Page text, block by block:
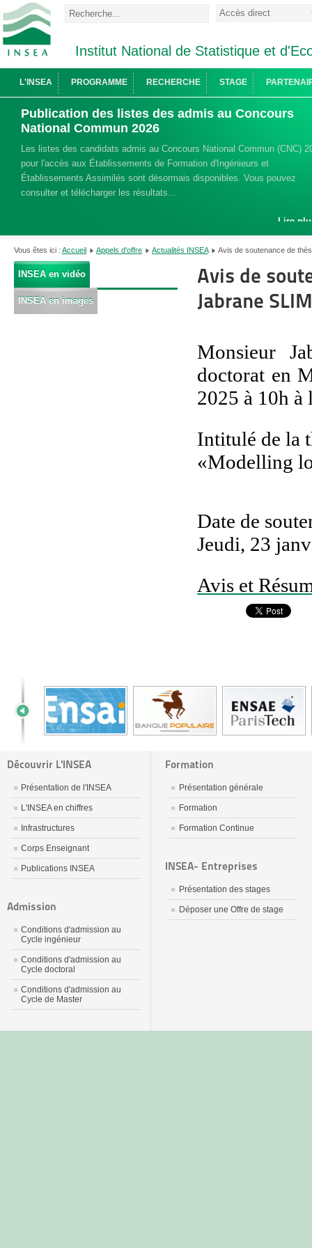
Institut National de Statistique et
L'INSEA PROGRAMME RECHERCHE STAGE
Publication des listes des admis au Concours
National Commun 2026
Les listes des candidats admis au Concours National Commun (CNC)
pour l'accès aux Établissements de Formation d'Ingénieurs et
Établissements Assimilés sont désormais disponibles. Vous pouvez
consulter et télécharger les résultats...
Lire
Vous êtes ici : Accueil Appels d'offre Actualités INSEA Avis de soutenance de
INSEA en vidéo
INSEA en images
Avis de
Jabrane
Monsieur
doctorat en
2025 à 10h à
Intitulé de la
«Modelling
Date de
Jeudi, 23
Avis et
Découvrir L'INSEA
Présentation de l'INSEA
L'INSEA en chiffres
Infrastructures
Corps Enseignant
Publications INSEA
Admission
Conditions d'admission au
Cycle ingénieur
Conditions d'admission au
Cycle doctoral
Conditions d'admission au
Cycle de Master
Formation
Présentation générale
Formation
Formation Continue
INSEA- Entreprises
Présentation des stages
Déposer une Offre de stage